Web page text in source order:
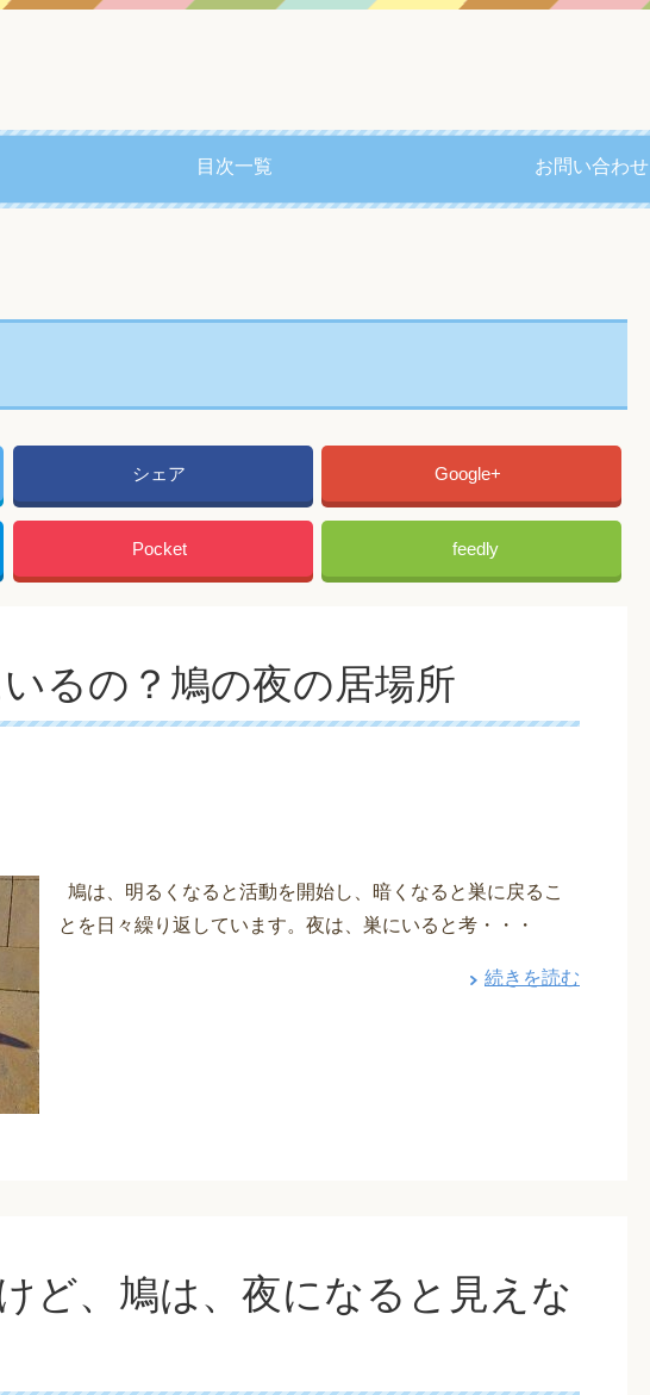
目次一覧 お問い合わせ
シェア Google+
Pocket feedly
るの？鳩の夜の居場所
鳩は、明るくなると活動を開始し、暗くなると巣に戻るこ
とを日々繰り返しています。夜は、巣にいると考・・・
続きを読む
ど、鳩は、夜になると見えな